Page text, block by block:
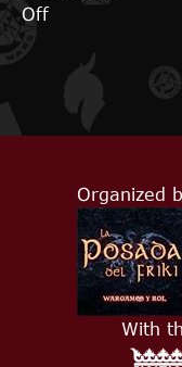
Off
Organized
With